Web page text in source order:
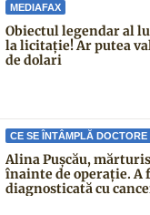
MEDIAFAX
Obiectul legendar al
la licitație! Ar putea
de dolari
CE SE ÎNTÂMPLĂ DOCTORE
Alina Pușcău,
înainte de operație. A
diagnosticată cu